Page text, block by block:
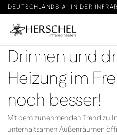
DEUTSCHLANDS #1 IN DER
Drinnen und
Heizung im
noch besser!
Mit dem zunehmenden Trend zu
unterhaltsamen Außenräumen